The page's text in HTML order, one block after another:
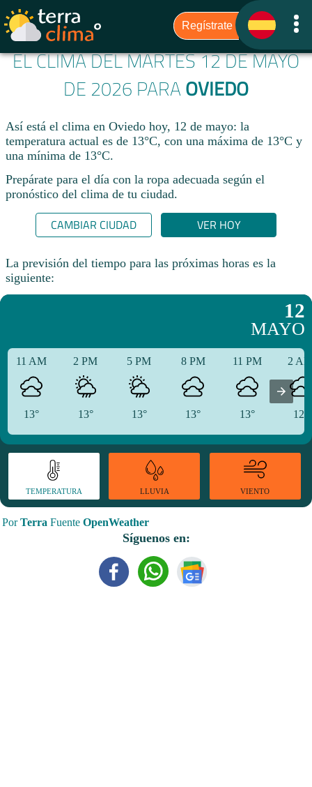
EL CLIMA DEL MARTES 12 DE MAYO
DE 2026 PARA OVIEDO
Así está el clima en Oviedo hoy, 12 de mayo: la
temperatura actual es de 13°C, con una máxima de 13°C y
una mínima de 13°C.
Prepárate para el día con la ropa adecuada según el
pronóstico del clima de tu ciudad.​
CAMBIAR CIUDAD VER HOY
La previsión del tiempo para las próximas horas es la
siguiente:
12
MAYO
11 AM
13°
2 PM
13°
5 PM
13°
8 PM
13°
11 PM
13°
2
12°
TEMPERATURA LLUVIA VIENTO
PorTerra Fuente OpenWeather
Síguenos en: